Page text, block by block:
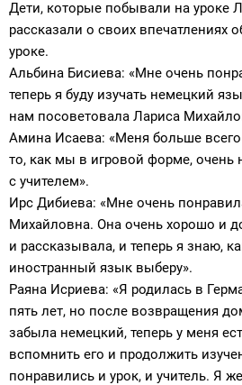
Дети, которые побывали на уроке
рассказали о своих впечатлениях
уроке.
Альбина Бисиева: «Мне очень
теперь я буду изучать немецкий
нам посоветовала Лариса
Амина Исаева: «Меня больше
то, как мы в игровой форме,
с учителем».
Ирс Дибиева: «Мне очень
Михайловна. Она очень хорошо и
и рассказывала, и теперь я знаю,
иностранный язык выберу».
Раяна Исриева: «Я родилась в
пять лет, но после возвращения
забыла немецкий, теперь у меня
вспомнить его и продолжить
понравились и урок, и учитель. Я